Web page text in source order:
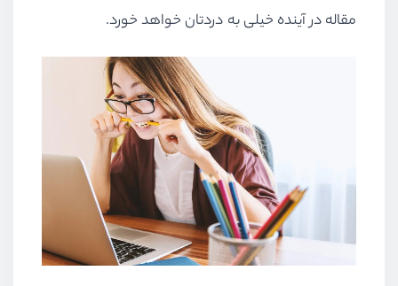
مقاله در آینده خیلی به دردتان خواهد خورد.